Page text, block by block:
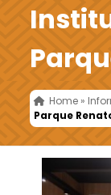
Home »
Parque